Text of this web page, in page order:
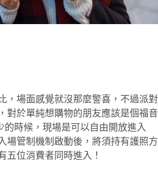
，場面感覺就沒那麼警喜，不過派對
對於單純想購物的朋友應該是個福音
時候，現場是可以自由開放進入
場管制機制啟動後，將須持有護照方
五位消費者同時進入！